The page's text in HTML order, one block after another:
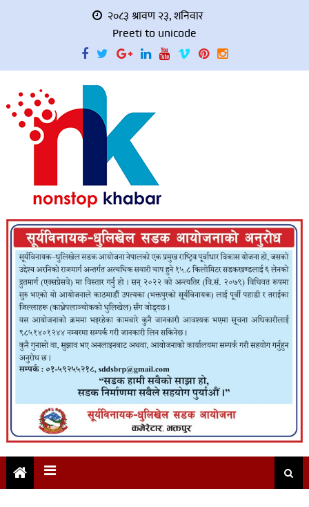
२०८३ श्रावण २३, शनिवार
Preeti to unicode